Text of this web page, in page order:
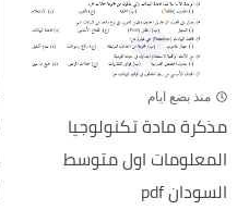
منذ بضع ايام
مذكرة مادة تكنولوجيا
المعلومات اول متوسط
السودان pdf